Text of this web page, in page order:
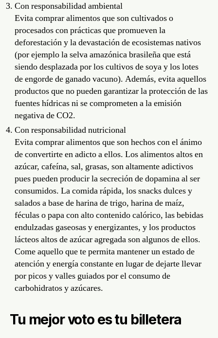
Con responsabilidad ambiental
Evita comprar alimentos que son cultivados o
procesados con prácticas que promueven la
deforestación y la devastación de ecosistemas nativos
(por ejemplo la selva amazónica brasileña que está
siendo desplazada por los cultivos de soya y los lotes
de engorde de ganado vacuno). Además, evita aquellos
productos que no pueden garantizar la protección de las
fuentes hídricas ni se comprometen a la emisión
negativa de CO2.
Con responsabilidad nutricional
Evita comprar alimentos que son hechos con el ánimo
de convertirte en adicto a ellos. Los alimentos altos en
azúcar, cafeína, sal, grasas, son altamente adictivos
pues pueden producir la secreción de dopamina al ser
consumidos. La comida rápida, los snacks dulces y
salados a base de harina de trigo, harina de maíz,
féculas o papa con alto contenido calórico, las bebidas
endulzadas gaseosas y energizantes, y los productos
lácteos altos de azúcar agregada son algunos de ellos.
Come aquello que te permita mantener un estado de
atención y energía constante en lugar de dejarte llevar
por picos y valles guiados por el consumo de
carbohidratos y azúcares.
Tu mejor voto es tu billetera